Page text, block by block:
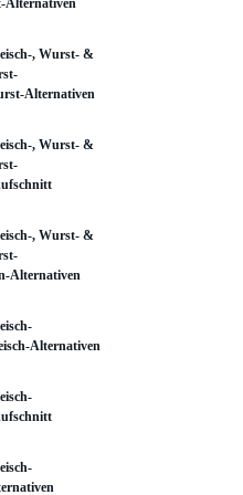
Alternativen
, Wurst- &
Alternativen
, Wurst- &
, Wurst- &
Alternativen
Alternativen